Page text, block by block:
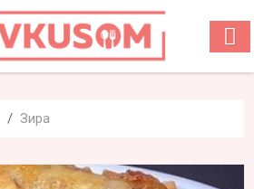
Зира